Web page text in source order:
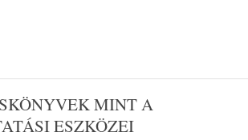
MINT A
ESZKÖZEI